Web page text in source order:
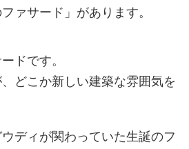
ァサード」があります。
ドです。
どこか新しい建築な雰囲気を
ディが関わっていた生誕のフ